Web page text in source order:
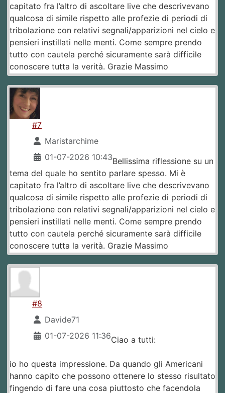
capitato fra l’altro di ascoltare live che descrivevano
qualcosa di simile rispetto alle profezie di periodi di
tribolazione con relativi segnali/apparizioni nel cielo e
pensieri instillati nelle menti. Come sempre prendo
tutto con cautela perché sicuramente sarà difficile
conoscere tutta la verità. Grazie Massimo
#7
Maristarchime
01-07-2026 10:43Bellissima riflessione su un
tema del quale ho sentito parlare spesso. Mi è
capitato fra l’altro di ascoltare live che descrivevano
qualcosa di simile rispetto alle profezie di periodi di
tribolazione con relativi segnali/apparizioni nel cielo e
pensieri instillati nelle menti. Come sempre prendo
tutto con cautela perché sicuramente sarà difficile
conoscere tutta la verità. Grazie Massimo
#8
Davide71
01-07-2026 11:36Ciao a tutti:
io ho questa impressione. Da quando gli Americani
hanno capito che possono ottenere lo stesso risultato
fingendo di fare una cosa piuttosto che facendola